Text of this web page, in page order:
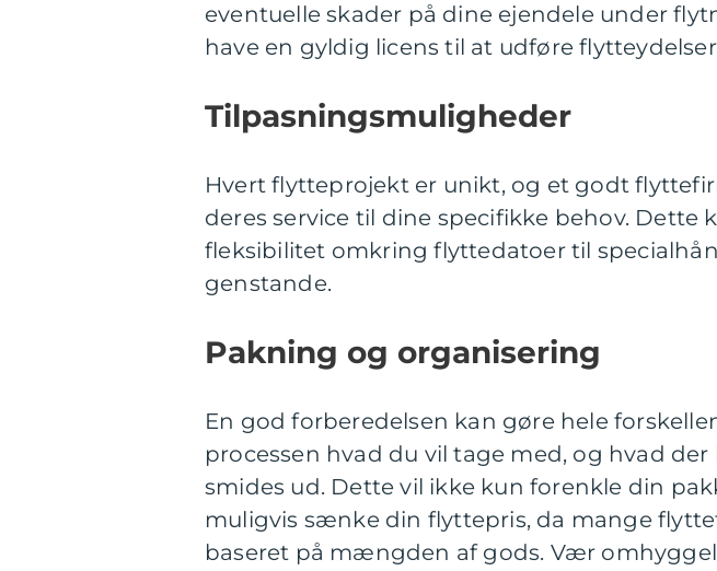
eventuelle skader på dine ejendele under
have en gyldig licens til at udføre
Tilpasningsmuligheder
Hvert flytteprojekt er unikt, og et godt
deres service til dine specifikke behov. Dette
fleksibilitet omkring flyttedatoer til
genstande.
Pakning og organisering
En god forberedelsen kan gøre hele
processen hvad du vil tage med, og hvad
smides ud. Dette vil ikke kun forenkle din
muligvis sænke din flyttepris, da mange
baseret på mængden af gods. Vær